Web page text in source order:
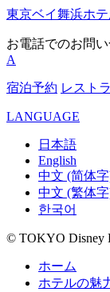
東京ベイ舞浜ホ
お電話でのお問
A
宿泊予約 レスト
LANGUAGE
日本語
English
中文 (简体
中文 (繁体
한국어
© TOKYO Disney
ホーム
ホテルの魅